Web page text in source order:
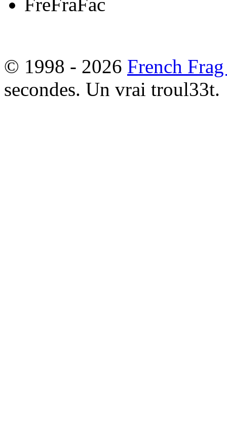
© 1998 - 2026 French
secondes. Un vrai troul33t.